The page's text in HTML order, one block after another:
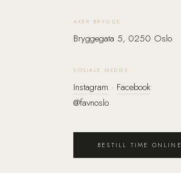
AKER BRYGGE
Bryggegata 5, 0250 Oslo
SOSIALE MEDIER
Instagram · Facebook
@favnoslo
BESTILL TIME ONLINE